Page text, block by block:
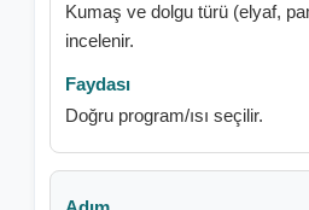
Kumaş ve dolgu türü (elyaf,
incelenir.
Doğru program/ısı seçilir.